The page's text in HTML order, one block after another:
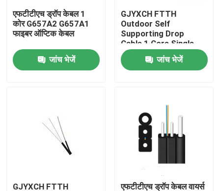
गुणवत्ता नियंत्रण
संपर्क करें
आउटडोर फाइबर ऑप्टिक केबल
इंडोर फाइबर ऑप्टिक केबल
फाइबर ऑप्टिक केबल
एफटीटीएच ड्रॉप केबल 1
कोर G657A2 G657A1
फाइबर ऑप्टिक केबल
जांच भेजें
GJYXCH FTTH
Outdoor Self
Supporting Drop
Cable 1 Core Single
Mode Figure 8 Fiber
Optic Cableजांच भेजें
GJYXCH FTTH एफटीटीएच ड्रॉप केबल वायर्स